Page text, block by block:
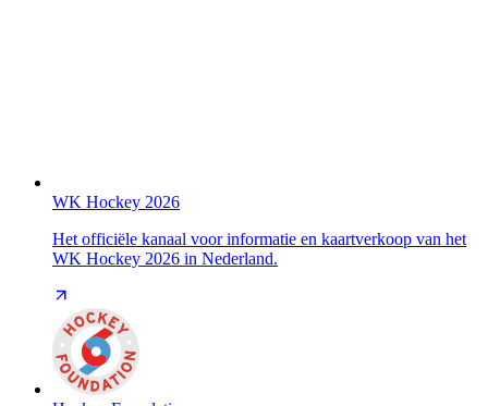
WK Hockey 2026
Het officiële kanaal voor informatie en kaartverkoop van het
WK Hockey 2026 in Nederland.